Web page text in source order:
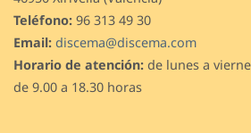
Teléfono: 96 313 49 30
Email: discema@discema.com
Horario de atención: de lunes a
de 9.00 a 18.30 horas